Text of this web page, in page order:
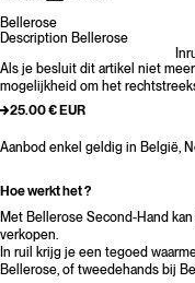
Bellerose
Description Bellerose
Als je besluit dit artikel niet
mogelijkheid om het
25.00 € EUR
Aanbod enkel geldig in België,
Hoe werkt het ?
Met Bellerose Second-Hand
verkopen.
In ruil krijg je een tegoed
Bellerose, of tweedehands bij